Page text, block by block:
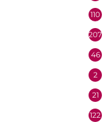
110
207
46
2
21
122